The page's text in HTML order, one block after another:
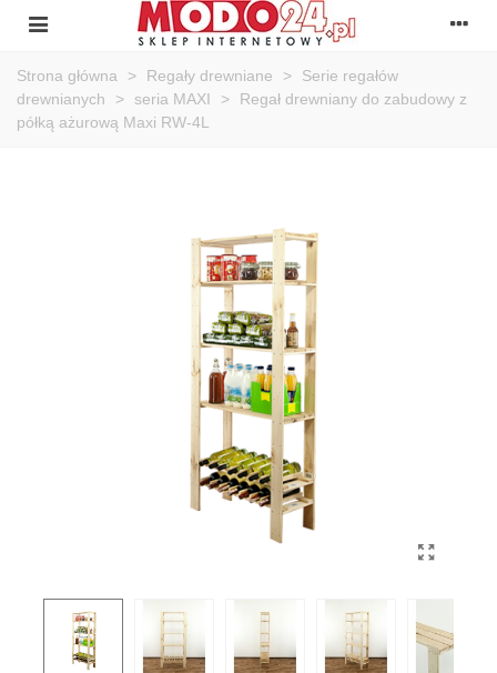
Strona główna > Regały drewniane >
Serie regałów
drewnianych
> seria MAXI >
Regał drewniany do zabudowy z
półką ażurową Maxi RW-4L